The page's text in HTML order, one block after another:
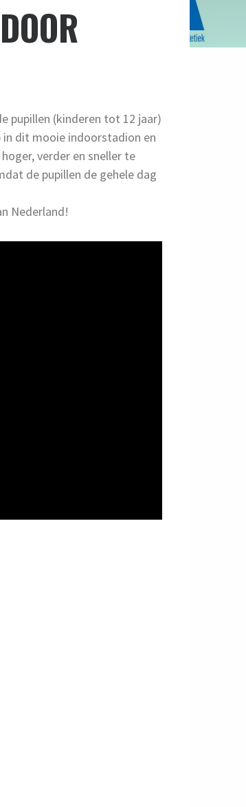
pupillen (kinderen tot 12 jaar)
dit mooie indoorstadion en
verder en sneller te
de pupillen de gehele dag
Nederland!